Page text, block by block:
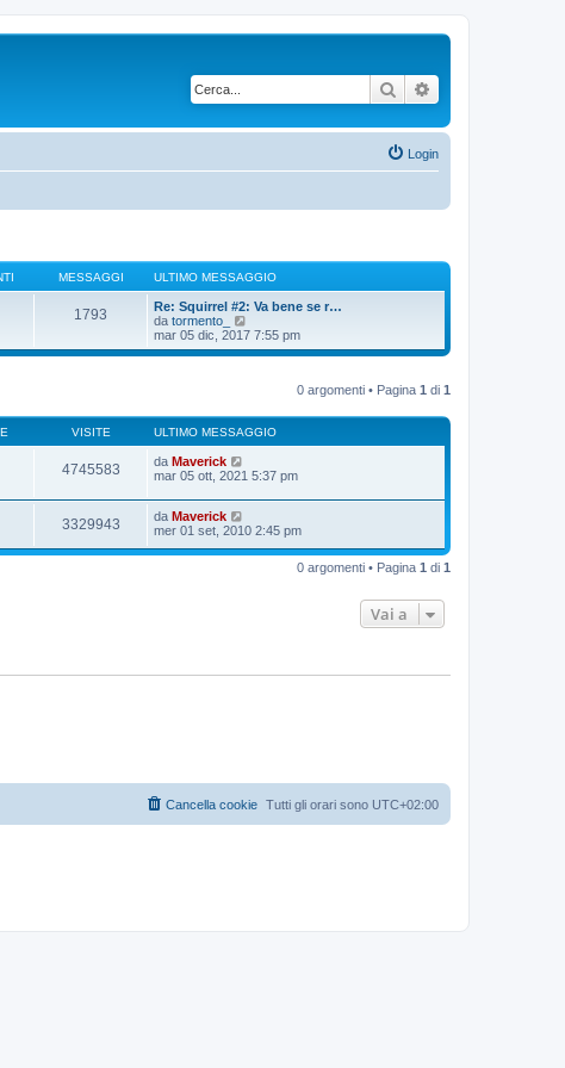
Cerca
Login
MESSAGGI ULTIMO MESSAGGIO
1793
Re: Squirrel #2: Va bene se r…
da tormento_
e
d
i
m
o
e
s
g
g
mar 05 dic, 2017 7:55 pm
0 argomenti • Pagina 1 di 1
VISITE ULTIMO MESSAGGIO
4745583 da Maverick
mar 05 ott, 2021 5:37 pm
3329943 da Maverick
mer 01 set, 2010 2:45 pm
0 argomenti • Pagina 1 di 1
Vai a
Tutti gli orari sono UTC+02:00
Cancella cookie